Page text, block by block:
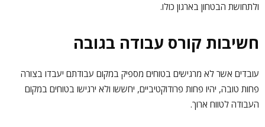
ולתחושת הבטחון בארגון כולו.
חשיבות קורס עבודה בגובה
עובדים אשר לא מרגישים בטוחים מספיק במקום עבודתם יעבדו בצורה
פחות טובה, יהיו פחות פרודוקטיביים, יחששו ולא ירגישו בטוחים במקום
העבודה לטווח ארוך.